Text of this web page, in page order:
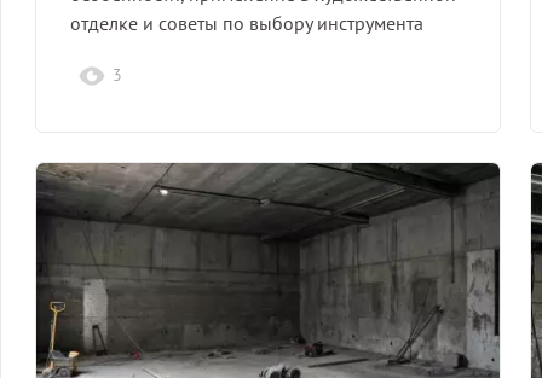
отделке и советы по выбору инструмента
3